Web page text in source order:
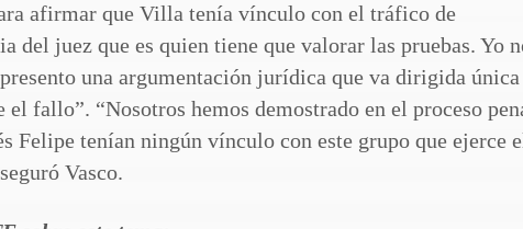
afirmar que Villa tenía vínculo con el tráfico de
del juez que es quien tiene que valorar las pruebas. Yo
una argumentación jurídica que va dirigida
fallo”. “Nosotros hemos demostrado en el proceso
Felipe tenían ningún vínculo con este grupo que ejerce
Vasco.